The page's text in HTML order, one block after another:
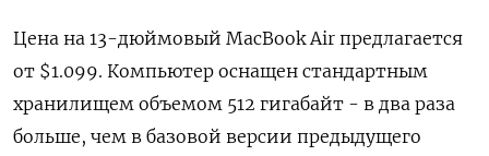
Цена на 13-дюймовый MacBook Air ​предлагается
от $1.099. Компьютер ‌оснащен стандартным
хранилищем объемом ​512 гигабайт - в два ‌раза
больше, чем в базовой версии предыдущего ​